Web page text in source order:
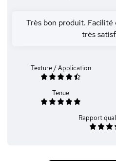
Très bon produit.
très
Texture / Application
Tenue
Rapport